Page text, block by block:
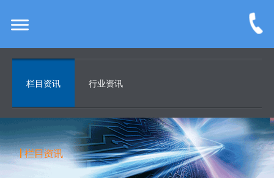
栏目资讯 行业资讯